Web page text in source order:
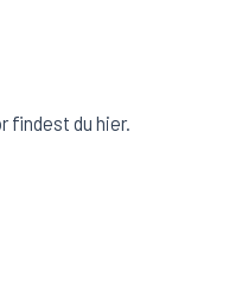
findest du hier.